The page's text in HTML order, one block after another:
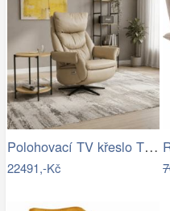
Polohovací TV křeslo TV-B3980 Autronic
22491,-Kč